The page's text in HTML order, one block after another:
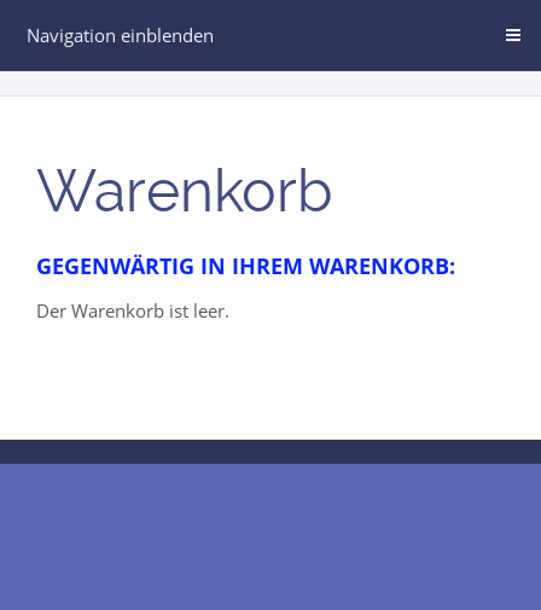
Navigation einblenden
Warenkorb
GEGENWÄRTIG IN IHREM WARENKORB:
Der Warenkorb ist leer.